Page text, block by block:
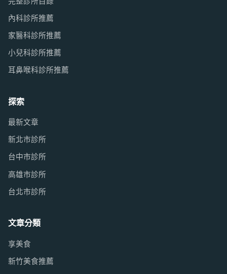
內科診所推薦
家醫科診所推薦
小兒科診所推薦
耳鼻喉科診所推薦
探索
最新文章
新北市診所
台中市診所
高雄市診所
台北市診所
文章分類
享美食
新竹美食推薦